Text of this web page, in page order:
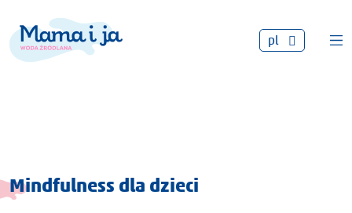
pl
Mindfulness dla dzieci